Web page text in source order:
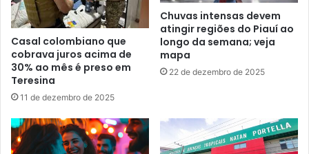
Casal colombiano que
cobrava juros acima de
30% ao mês é preso em
Teresina
11 de dezembro de 2025
Chuvas intensas devem
atingir regiões do Piauí ao
longo da semana; veja
mapa
22 de dezembro de 2025